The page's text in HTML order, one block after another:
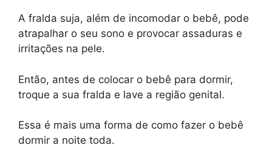
A fralda suja, além de incomodar o bebê, pode
atrapalhar o seu sono e provocar assaduras e
irritações na pele.
Então, antes de colocar o bebê para dormir,
troque a sua fralda e lave a região genital.
Essa é mais uma forma de como fazer o bebê
dormir a noite toda.